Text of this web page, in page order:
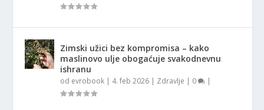
Zimski užici bez kompromisa – kako
maslinovo ulje obogaćuje svakodnevnu
ishranu
od evrobook | 4. feb 2026 | Zdravlje | 0 |